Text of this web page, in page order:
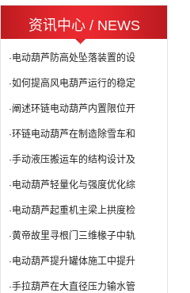
资讯中心 / NEWS
·电动葫芦防高处坠落装置的设
·如何提高风电葫芦运行的稳定
·阐述环链电动葫芦内置限位开
·环链电动葫芦在制造除雪车和
·手动液压搬运车的结构设计及
·电动葫芦轻量化与强度优化综
·电动葫芦起重机主梁上拱度检
·黄帝故里寻根门三维椽子中轨
·电动葫芦提升罐体施工中提升
·手拉葫芦在大直径压力输水管